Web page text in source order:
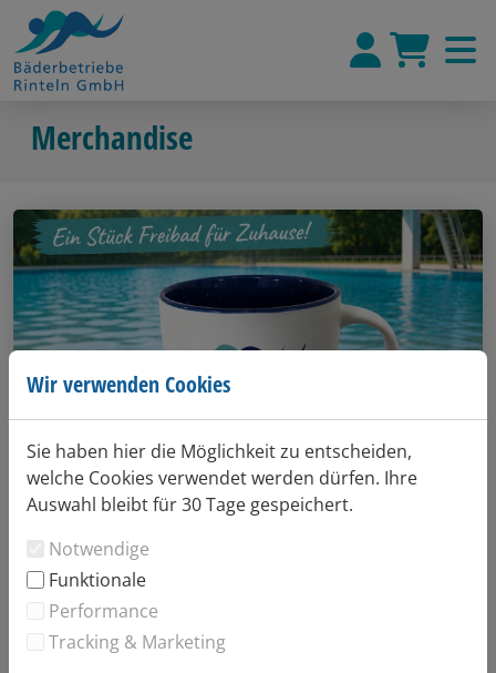
Merchandise
Wir verwenden Cookies
Sie haben hier die Möglichkeit zu entscheiden,
welche Cookies verwendet werden dürfen. Ihre
Auswahl bleibt für 30 Tage gespeichert.
Notwendige
Funktionale
Performance
Tracking & Marketing